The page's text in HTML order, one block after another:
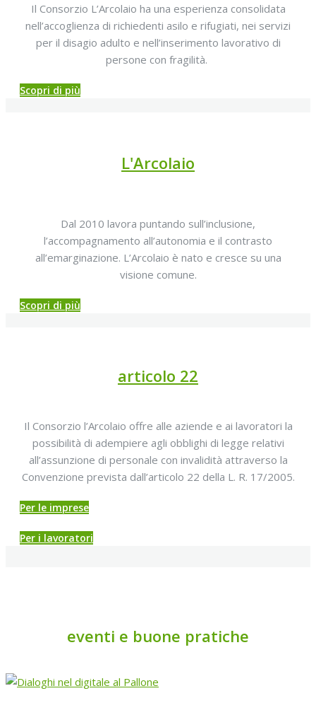
Il Consorzio L’Arcolaio ha una esperienza consolidata
nell’accoglienza di richiedenti asilo e rifugiati, nei servizi
per il disagio adulto e nell’inserimento lavorativo di
persone con fragilità.
Scopri di più
L'Arcolaio
Dal 2010 lavora puntando sull’inclusione,
l’accompagnamento all’autonomia e il contrasto
all’emarginazione. L’Arcolaio è nato e cresce su una
visione comune.
Scopri di più
articolo 22
Il Consorzio l’Arcolaio offre alle aziende e ai lavoratori la
possibilità di adempiere agli obblighi di legge relativi
all’assunzione di personale con invalidità attraverso la
Convenzione prevista dall’articolo 22 della L. R. 17/2005.
Per le imprese
Per i lavoratori
eventi e buone pratiche